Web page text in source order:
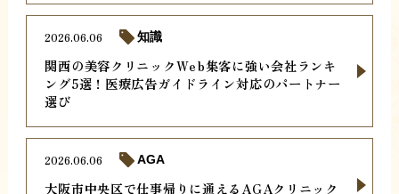
関西の美容クリニックWeb集客に強い会社ランキ
ング5選！医療広告ガイドライン対応のパートナー
選び
2026.06.06 知識
大阪市中央区で仕事帰りに通えるAGAクリニック
2026.06.06 AGA